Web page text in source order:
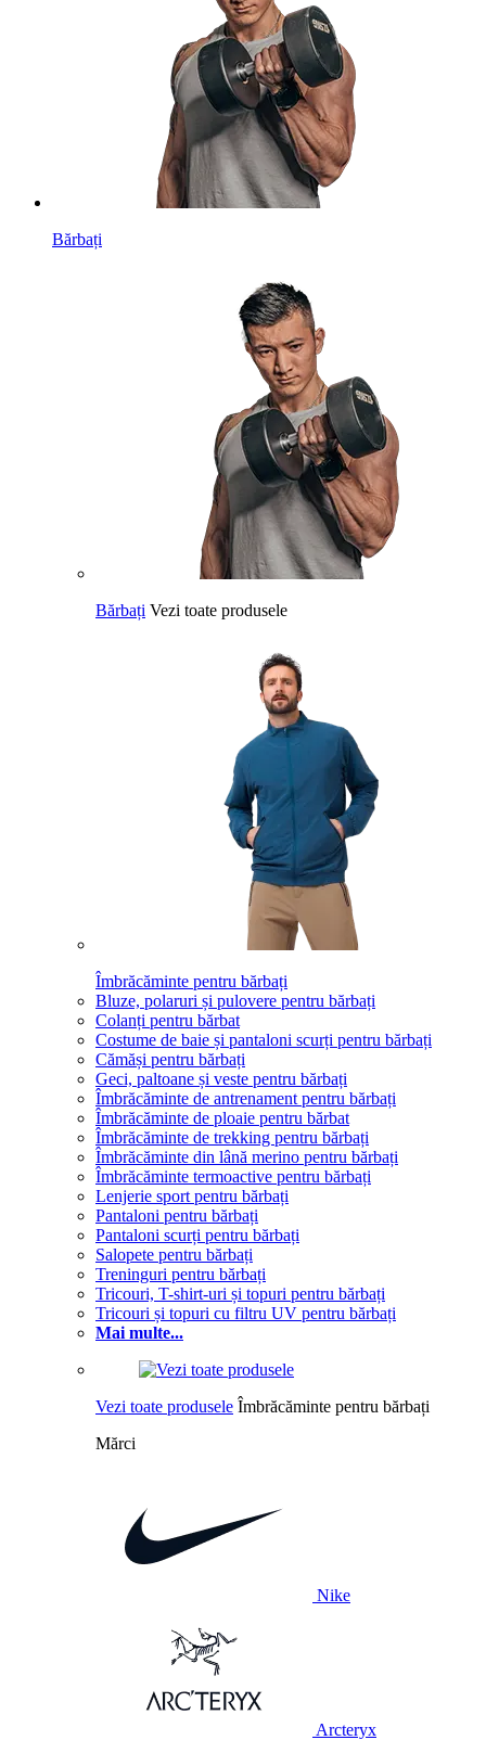
Bărbați
Bărbați Vezi toate produsele
Îmbrăcăminte pentru bărbați
Bluze, polaruri și pulovere pentru bărbați
Colanți pentru bărbat
Costume de baie și pantaloni scurți pentru bărbați
Cămăși pentru bărbați
Geci, paltoane și veste pentru bărbați
Îmbrăcăminte de antrenament pentru bărbați
Îmbrăcăminte de ploaie pentru bărbat
Îmbrăcăminte de trekking pentru bărbați
Îmbrăcăminte din lână merino pentru bărbați
Îmbrăcăminte termoactive pentru bărbați
Lenjerie sport pentru bărbați
Pantaloni pentru bărbați
Pantaloni scurți pentru bărbați
Salopete pentru bărbați
Treninguri pentru bărbați
Tricouri, T-shirt-uri și topuri pentru bărbați
Tricouri și topuri cu filtru UV pentru bărbați
Mai multe...
Vezi toate produsele Îmbrăcăminte pentru bărbați
Mărci
Nike
Arcteryx